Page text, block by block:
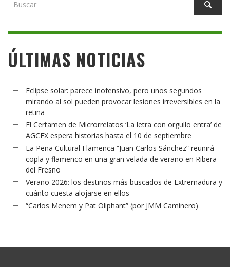
ÚLTIMAS NOTICIAS
Eclipse solar: parece inofensivo, pero unos segundos
mirando al sol pueden provocar lesiones irreversibles en la
retina
El Certamen de Microrrelatos ‘La letra con orgullo entra’ de
AGCEX espera historias hasta el 10 de septiembre
La Peña Cultural Flamenca “Juan Carlos Sánchez” reunirá
copla y flamenco en una gran velada de verano en Ribera
del Fresno
Verano 2026: los destinos más buscados de Extremadura y
cuánto cuesta alojarse en ellos
“Carlos Menem y Pat Oliphant” (por JMM Caminero)